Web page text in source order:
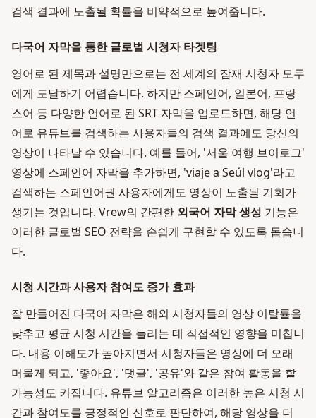
검색 결과에 노출될 확률을 비약적으로 높여줍니다.
다국어 자막을 통한 글로벌 시청자 타겟팅
영어로 된 제목과 설명만으로는 전 세계의 잠재 시청자 모두
에게 도달하기 어렵습니다. 하지만 스페인어, 일본어, 프랑
스어 등 다양한 언어로 된 SRT 자막을 업로드하면, 해당 언
어로 유튜브를 검색하는 사용자들의 검색 결과에도 당신의
영상이 나타날 수 있습니다. 예를 들어, '서울 여행 브이로그'
영상에 스페인어 자막을 추가하면, 'viaje a Seúl vlog'라고
검색하는 스페인어권 사용자에게도 영상이 노출될 기회가
생기는 것입니다. Vrew의 간편한 외국어 자막 생성 기능은
이러한 글로벌 SEO 전략을 손쉽게 구현할 수 있도록 돕습니
다.
시청 시간과 사용자 참여도 증가 효과
잘 만들어진 다국어 자막은 해외 시청자들의 영상 이탈률을
낮추고 평균 시청 시간을 늘리는 데 직접적인 영향을 미칩니
다. 내용 이해도가 높아지면서 시청자들은 영상에 더 오래
머물게 되고, '좋아요', '댓글', '공유'와 같은 참여 활동을 할
가능성도 커집니다. 유튜브 알고리즘은 이러한 높은 시청 시
간과 참여도를 긍정적인 신호로 판단하여, 해당 영상을 더